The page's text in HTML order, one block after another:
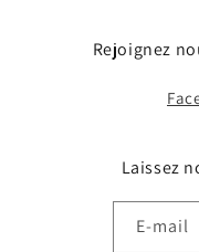
Rejoignez
Laissez
E-mail